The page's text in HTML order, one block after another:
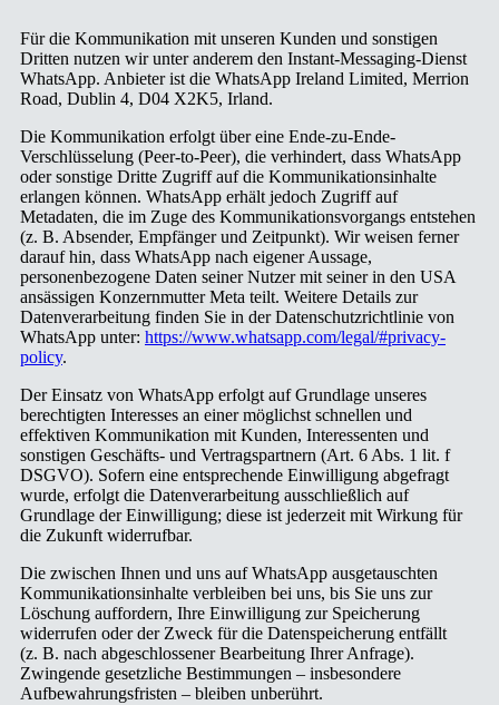
Für die Kommunikation mit unseren Kunden und sonstigen
Dritten nutzen wir unter anderem den Instant-Messaging-Dienst
WhatsApp. Anbieter ist die WhatsApp Ireland Limited, Merrion
Road, Dublin 4, D04 X2K5, Irland.
Die Kommunikation erfolgt über eine Ende-zu-Ende-
Verschlüsselung (Peer-to-Peer), die verhindert, dass WhatsApp
oder sonstige Dritte Zugriff auf die Kommunikationsinhalte
erlangen können. WhatsApp erhält jedoch Zugriff auf
Metadaten, die im Zuge des Kommunikationsvorgangs entstehen
(z. B. Absender, Empfänger und Zeitpunkt). Wir weisen ferner
darauf hin, dass WhatsApp nach eigener Aussage,
personenbezogene Daten seiner Nutzer mit seiner in den USA
ansässigen Konzernmutter Meta teilt. Weitere Details zur
Datenverarbeitung finden Sie in der Datenschutzrichtlinie von
WhatsApp unter: https://www.whatsapp.com/legal/#privacy-
policy.
Der Einsatz von WhatsApp erfolgt auf Grundlage unseres
berechtigten Interesses an einer möglichst schnellen und
effektiven Kommunikation mit Kunden, Interessenten und
sonstigen Geschäfts- und Vertragspartnern (Art. 6 Abs. 1 lit. f
DSGVO). Sofern eine entsprechende Einwilligung abgefragt
wurde, erfolgt die Datenverarbeitung ausschließlich auf
Grundlage der Einwilligung; diese ist jederzeit mit Wirkung für
die Zukunft widerrufbar.
Die zwischen Ihnen und uns auf WhatsApp ausgetauschten
Kommunikationsinhalte verbleiben bei uns, bis Sie uns zur
Löschung auffordern, Ihre Einwilligung zur Speicherung
widerrufen oder der Zweck für die Datenspeicherung entfällt
(z. B. nach abgeschlossener Bearbeitung Ihrer Anfrage).
Zwingende gesetzliche Bestimmungen – insbesondere
Aufbewahrungsfristen – bleiben unberührt.